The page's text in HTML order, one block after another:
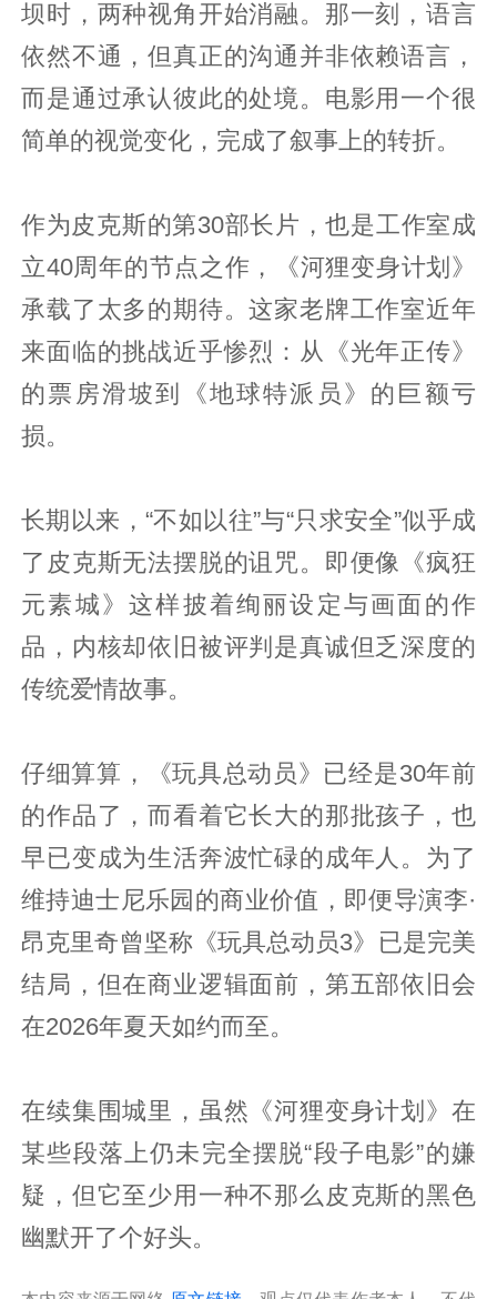
坝时，两种视角开始消融。那一刻，语言
依然不通，但真正的沟通并非依赖语言，
而是通过承认彼此的处境。电影用一个很
简单的视觉变化，完成了叙事上的转折。
作为皮克斯的第30部长片，也是工作室成
立40周年的节点之作，《河狸变身计划》
承载了太多的期待。这家老牌工作室近年
来面临的挑战近乎惨烈：从《光年正传》
的票房滑坡到《地球特派员》的巨额亏
损。
长期以来，“不如以往”与“只求安全”似乎成
了皮克斯无法摆脱的诅咒。即便像《疯狂
元素城》这样披着绚丽设定与画面的作
品，内核却依旧被评判是真诚但乏深度的
传统爱情故事。
仔细算算，《玩具总动员》已经是30年前
的作品了，而看着它长大的那批孩子，也
早已变成为生活奔波忙碌的成年人。为了
维持迪士尼乐园的商业价值，即便导演李·
昂克里奇曾坚称《玩具总动员3》已是完美
结局，但在商业逻辑面前，第五部依旧会
在2026年夏天如约而至。
在续集围城里，虽然《河狸变身计划》在
某些段落上仍未完全摆脱“段子电影”的嫌
疑，但它至少用一种不那么皮克斯的黑色
幽默开了个好头。